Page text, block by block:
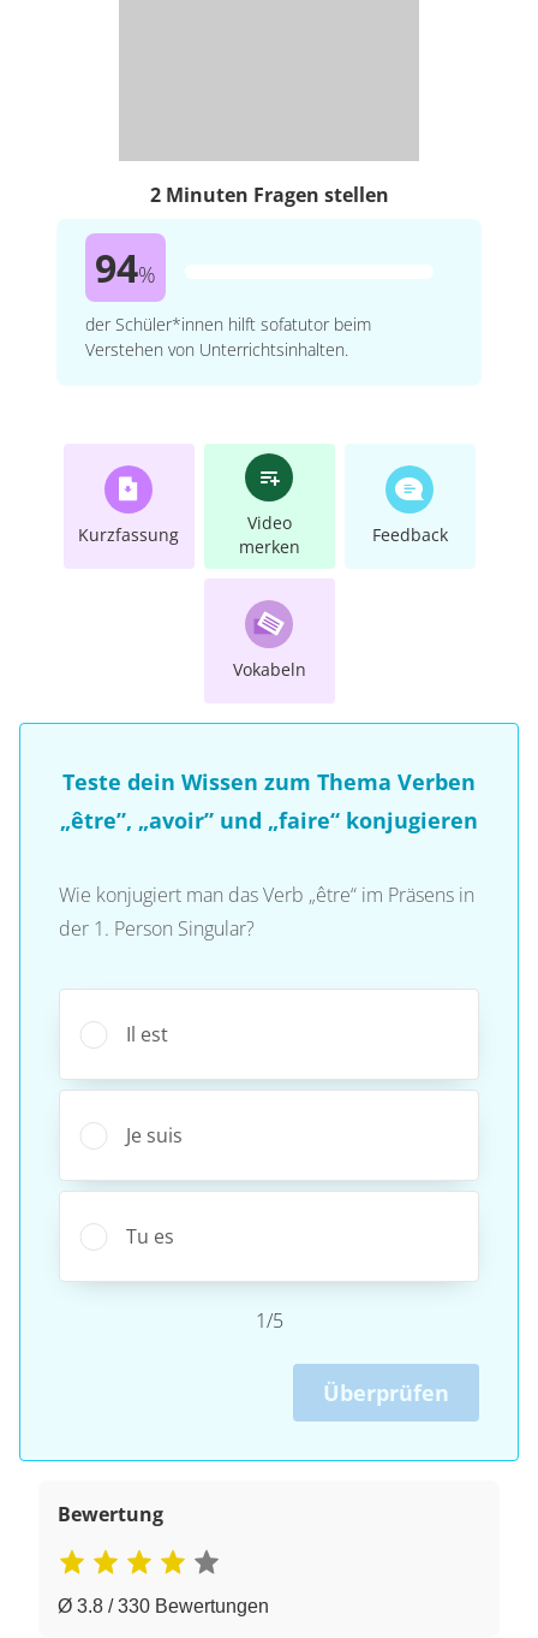
2 Minuten Fragen stellen
94%
der Schüler*innen hilft sofatutor beim
Verstehen von Unterrichtsinhalten.
Kurzfassung
Video
merken
Feedback
Vokabeln
Teste dein Wissen zum Thema Verben
„être”, „avoir” und „faire“ konjugieren
Wie konjugiert man das Verb „être“ im Präsens in
der 1. Person Singular?
Il est
Je suis
Tu es
1/5
Überprüfen
Bewertung
Ø 3.8 / 330 Bewertungen